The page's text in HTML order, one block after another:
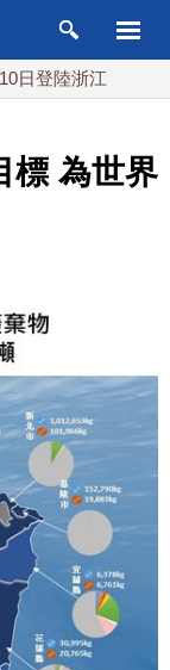
浙江 川普預
標 為世界